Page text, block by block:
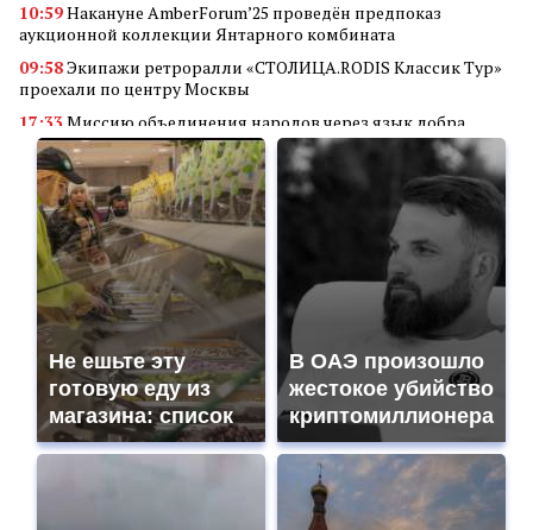
10:59Накануне AmberForum’25 проведён предпоказ
аукционной коллекции Янтарного комбината
09:58Экипажи ретроралли «СТОЛИЦА.RODIS Классик Тур»
проехали по центру Москвы
17:33Миссию объединения народов через язык добра
реализует кинофестиваль «В кругу семьи»
14:34Алюминиевые квадраты
18:56Преимущества покупки аккаунта Valorant через
маркетплейс аккаунтов
11:23Грант Фонда Юрия Лужкова присужден проекту
студентов Самарского университета
18:45Мобилизация в России: неожиданные последствия для
владельцев дронов
18:30Гуманитарная и социальная деятельность «Де Хёс»:
поддержка ветеранов, детей и военных
18:23«АртПром» объединяет технологии и искусство при
поддержке Фонда Юрия Лужкова
«Ростелеком» обеспечил связью 16 малых населенных
Не ешьте эту
готовую еду из
магазина: список
В ОАЭ произошло
жестокое убийство
криптомиллионера